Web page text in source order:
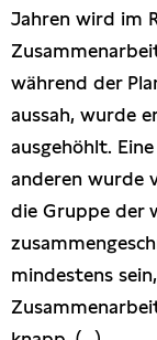
Jahren wird im
während der
aussah, wurde
ausgehöhlt.
anderen wurde
die Gruppe der
mindestens